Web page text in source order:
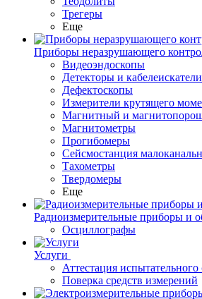
Трегеры
Еще
Приборы неразрушающего
Видеоэндоскопы
Детекторы и кабелеискатели
Дефектоскопы
Измерители крутящего
Магнитный и
Магнитометры
Прогибомеры
Сейсмостанция
Тахометры
Твердомеры
Еще
Радиоизмерительные приборы и
Осциллографы
Услуги
Аттестация
Поверка средств измерений